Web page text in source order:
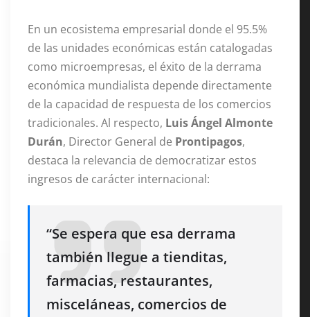
En un ecosistema empresarial donde el 95.5%
de las unidades económicas están catalogadas
como microempresas, el éxito de la derrama
económica mundialista depende directamente
de la capacidad de respuesta de los comercios
tradicionales. Al respecto, Luis Ángel Almonte
Durán, Director General de Prontipagos,
destaca la relevancia de democratizar estos
ingresos de carácter internacional:
“Se espera que esa derrama
también llegue a tienditas,
farmacias, restaurantes,
misceláneas, comercios de